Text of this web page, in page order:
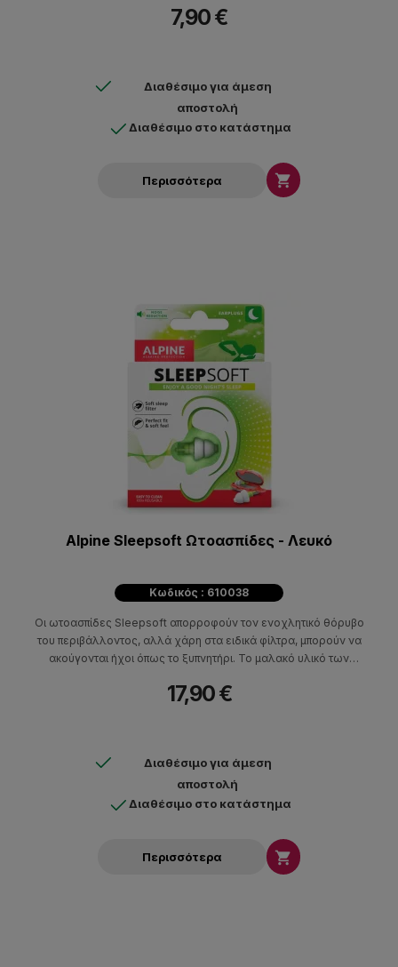
7,90 €
Διαθέσιμο για άμεση
αποστολή
Διαθέσιμο στο κατάστημα
Περισσότερα 
Alpine Sleepsoft Ωτοασπίδες - Λευκό
Κωδικός : 610038
Oι ωτοασπίδες Sleepsoft απορροφούν τον ενοχλητικό θόρυβο
του περιβάλλοντος, αλλά χάρη στα ειδικά φίλτρα, μπορούν να
ακούγονται ήχοι όπως το ξυπνητήρι. Το μαλακό υλικό των
άνετα όλη τη νύχτα.
17,90 €
Διαθέσιμο για άμεση
αποστολή
Διαθέσιμο στο κατάστημα
Περισσότερα 